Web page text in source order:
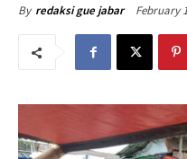
By redaksi gue jabar February